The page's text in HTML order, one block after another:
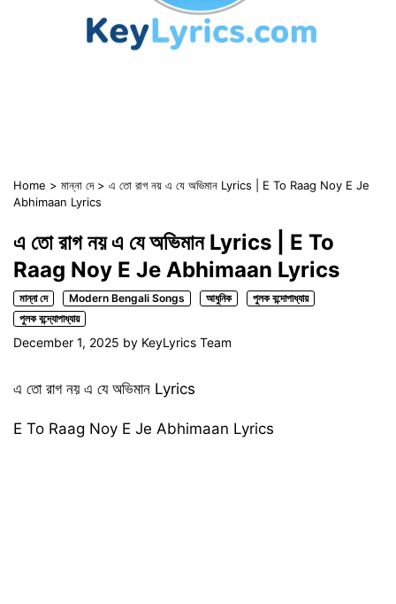
Home > মান্না দে> এ তো রাগ নয় এ যে অভিমান Lyrics | E To Raag Noy E Je
Abhimaan Lyrics
এ তো রাগ নয় এ যে অভিমান Lyrics | E To
Raag Noy E Je Abhimaan Lyrics
মান্না দে Modern Bengali Songs আধুনিক
পুলক বন্দোপাধ্যায়
পুলক বন্দ্যোপাধ্যায়
December 1, 2025 by KeyLyrics Team
এ তো রাগ নয় এ যে অভিমান Lyrics
E To Raag Noy E Je Abhimaan Lyrics